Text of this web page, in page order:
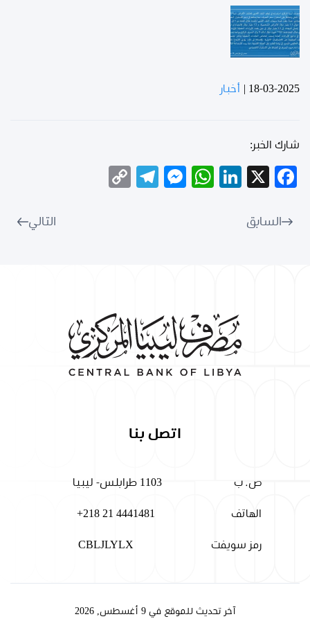
18-03-2025 أخبار
شارك الخبر:
Facebook
X
LinkedIn
WhatsApp
Messenger
Telegram
السابق التالي
اتصل بنا
ص. ب 1103 طرابلس- ليبيا
الهاتف +218 21 4441481
رمز سويفت CBLJLYLX
آخر تحديث للموقع في 9 أغسطس, 2026